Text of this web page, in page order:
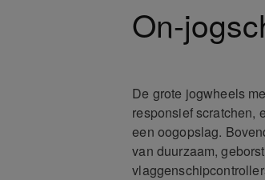
On-
De grote jogwheels
responsief scratchen,
een oogopslag.
van duurzaam,